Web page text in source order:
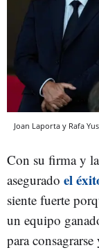
Joan Laporta y Rafa
Con su firma y
asegurado el
siente fuerte
un equipo
para